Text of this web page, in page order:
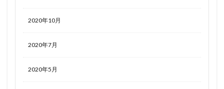
2020年10月
2020年7月
2020年5月